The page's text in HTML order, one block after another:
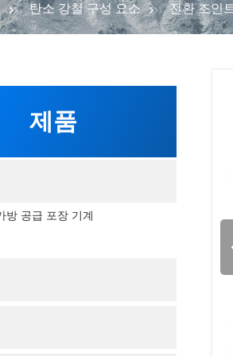
탄소 강철 구성 요소 전환 조인
제품
방 공급 포장 기계